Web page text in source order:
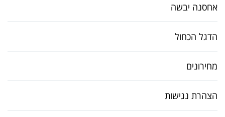
אחסנה יבשה
הדגל הכחול
מחירונים
הצהרת נגישות